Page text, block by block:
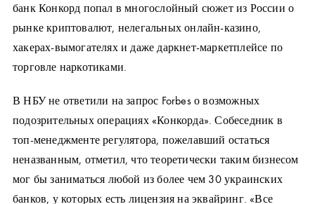
банк Конкорд попал в многослойный сюжет из России о
рынке криптовалют, нелегальных онлайн-казино,
хакерах-вымогателях и даже даркнет-маркетплейсе по
торговле наркотиками.
В НБУ не ответили на запрос Forbes о возможных
подозрительных операциях «Конкорда». Собеседник в
топ-менеджменте регулятора, пожелавший остаться
неназванным, отметил, что теоретически таким бизнесом
мог бы заниматься любой из более чем 30 украинских
банков, у которых есть лицензия на эквайринг. «Все